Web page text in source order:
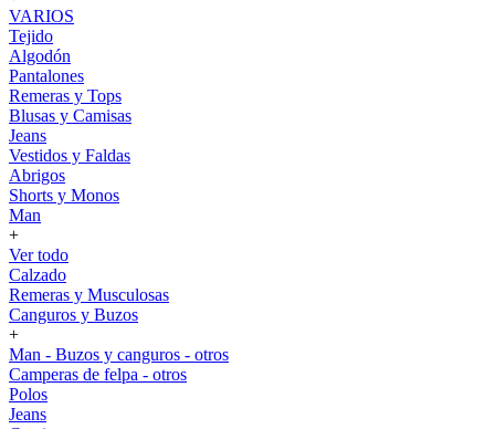
VARIOS
Tejido
Algodón
Pantalones
Remeras y Tops
Blusas y Camisas
Jeans
Vestidos y Faldas
Abrigos
Shorts y Monos
Man
+
Ver todo
Calzado
Remeras y Musculosas
Canguros y Buzos
+
Man - Buzos y canguros - otros
Camperas de felpa - otros
Polos
Jeans